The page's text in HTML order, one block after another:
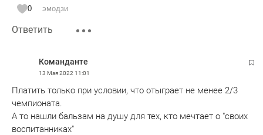
0 эмодзи
Ответить
Команданте
13 Мая 2022 11:01
Платить только при условии, что отыграет не менее 2/3
чемпионата.
А то нашли бальзам на душу для тех, кто мечтает о "своих
воспитанниках"